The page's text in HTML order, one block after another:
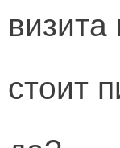
стоит